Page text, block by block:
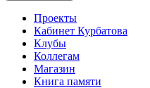
Проекты
Кабинет Курбатова
Клубы
Коллегам
Магазин
Книга памяти